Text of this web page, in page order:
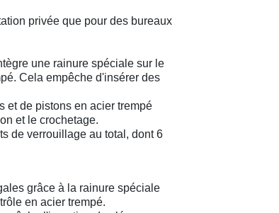
privée que pour des bureaux
une rainure spéciale sur le
Cela empêche d'insérer des
et de pistons en acier trempé
et le crochetage.
de verrouillage au total, dont 6
grâce à la rainure spéciale
en acier trempé.